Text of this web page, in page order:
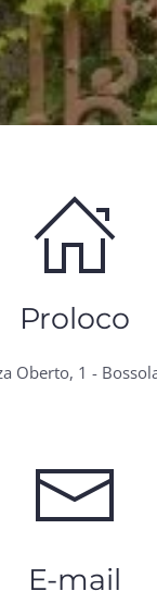
Proloco
Oberto, 1 -
E-mail